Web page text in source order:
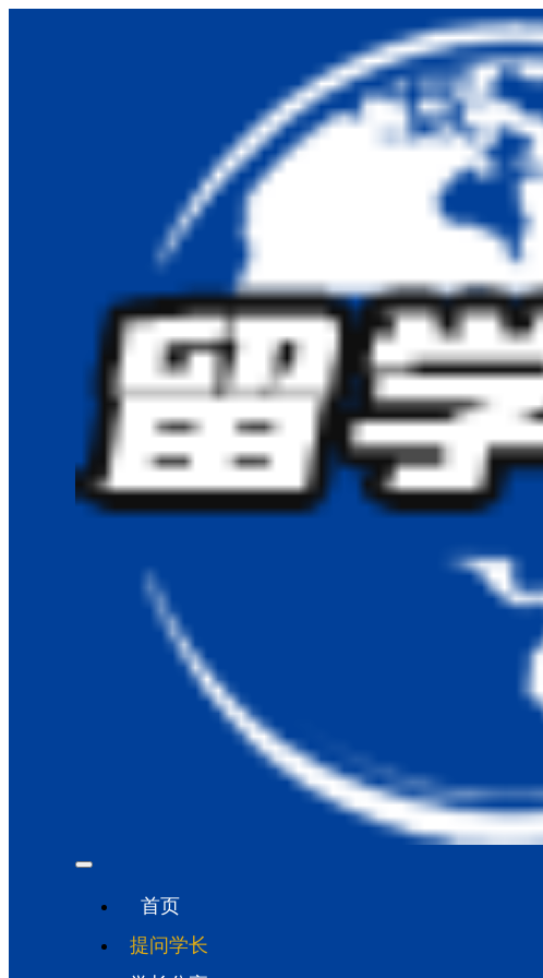
首页
提问学长